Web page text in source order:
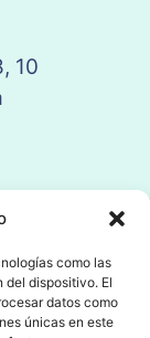
como las
dispositivo. El
datos como
únicas en este
10